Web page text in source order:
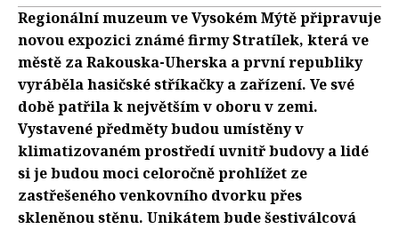
Regionální muzeum ve Vysokém Mýtě připravuje
novou expozici známé firmy Stratílek, která ve
městě za Rakouska-Uherska a první republiky
vyráběla hasičské stříkačky a zařízení. Ve své
době patřila k největším v oboru v zemi.
Vystavené předměty budou umístěny v
klimatizovaném prostředí uvnitř budovy a lidé
si je budou moci celoročně prohlížet ze
zastřešeného venkovního dvorku přes
skleněnou stěnu. Unikátem bude šestiválcová